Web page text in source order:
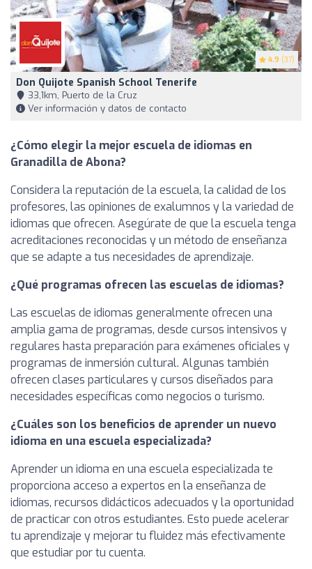
4.9 (37)
Don Quijote Spanish School Tenerife
33,1km, Puerto de la Cruz
Ver información y datos de contacto
¿Cómo elegir la mejor escuela de idiomas en
Granadilla de Abona?
Considera la reputación de la escuela, la calidad de los
profesores, las opiniones de exalumnos y la variedad de
idiomas que ofrecen. Asegúrate de que la escuela tenga
acreditaciones reconocidas y un método de enseñanza
que se adapte a tus necesidades de aprendizaje.
¿Qué programas ofrecen las escuelas de idiomas?
Las escuelas de idiomas generalmente ofrecen una
amplia gama de programas, desde cursos intensivos y
regulares hasta preparación para exámenes oficiales y
programas de inmersión cultural. Algunas también
ofrecen clases particulares y cursos diseñados para
necesidades específicas como negocios o turismo.
¿Cuáles son los beneficios de aprender un nuevo
idioma en una escuela especializada?
Aprender un idioma en una escuela especializada te
proporciona acceso a expertos en la enseñanza de
idiomas, recursos didácticos adecuados y la oportunidad
de practicar con otros estudiantes. Esto puede acelerar
tu aprendizaje y mejorar tu fluidez más efectivamente
que estudiar por tu cuenta.